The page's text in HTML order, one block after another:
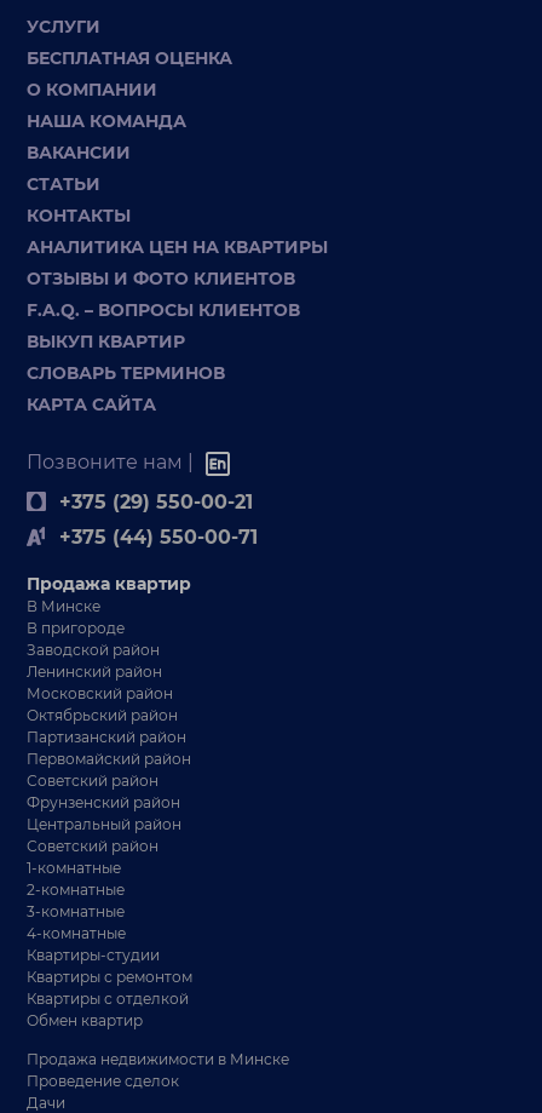
УСЛУГИ
БЕСПЛАТНАЯ ОЦЕНКА
О КОМПАНИИ
НАША КОМАНДА
ВАКАНСИИ
СТАТЬИ
КОНТАКТЫ
АНАЛИТИКА ЦЕН НА КВАРТИРЫ
ОТЗЫВЫ И ФОТО КЛИЕНТОВ
F.A.Q. – ВОПРОСЫ КЛИЕНТОВ
ВЫКУП КВАРТИР
СЛОВАРЬ ТЕРМИНОВ
КАРТА САЙТА
Позвоните нам |
+375 (29) 550-00-21
+375 (44) 550-00-71
Продажа квартир
В Минске
В пригороде
Заводской район
Ленинский район
Московский район
Октябрьский район
Партизанский район
Первомайский район
Советский район
Фрунзенский район
Центральный район
Советский район
1-комнатные
2-комнатные
3-комнатные
4-комнатные
Квартиры-студии
Квартиры с ремонтом
Квартиры с отделкой
Обмен квартир
Продажа недвижимости в Минске
Проведение сделок
Дачи